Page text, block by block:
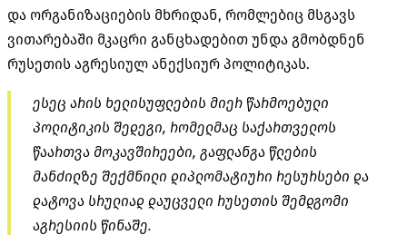
და ორგანიზაციების მხრიდან, რომლებიც მსგავს
ვითარებაში მკაცრი განცხადებით უნდა გმობდნენ
რუსეთის აგრესიულ ანექსიურ პოლიტიკას.
ესეც არის ხელისუფლების მიერ წარმოებული
პოლიტიკის შედეგი, რომელმაც საქართველოს
წაართვა მოკავშირეები, გაფლანგა წლების
მანძილზე შექმნილი დიპლომატიური რესურსები და
დატოვა სრულიად დაუცველი რუსეთის შემდგომი
აგრესიის წინაშე.